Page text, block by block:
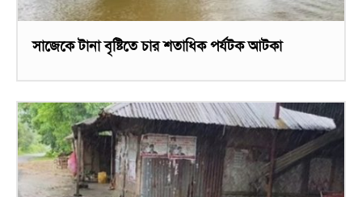
সাজেকে টানা বৃষ্টিতে চার শতাধিক পর্যটক আটকা